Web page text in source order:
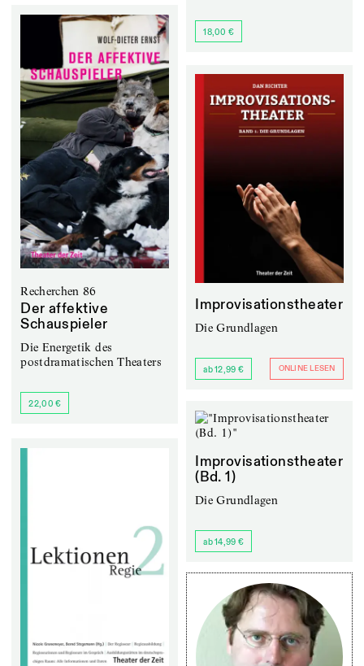
18,00 €
Recherchen 86
Der affektive
Schauspieler
Die Energetik des
postdramatischen Theaters
22,00 €
Improvisationstheater
Die Grundlagen
ab 12,99 € ONLINE LESEN
Improvisationstheater
(Bd. 1)
Die Grundlagen
ab 14,99 €